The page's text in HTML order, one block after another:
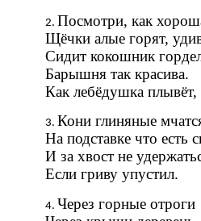
Посмотри, как
Щёчки алые горят,
Сидит кокошник
Барышня так красива.
Как лебёдушка
Кони глиняные
На подставке что есть
И за хвост не
Если гриву упустил.
Через горные отроги